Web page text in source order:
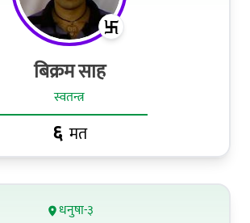
बिक्रम साह
स्वतन्त्र
६ मत
धनुषा-३